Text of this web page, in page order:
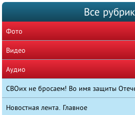
Все
Фото
Видео
Аудио
СВОих не бросаем! Во имя защиты
Новостная лента. Главное